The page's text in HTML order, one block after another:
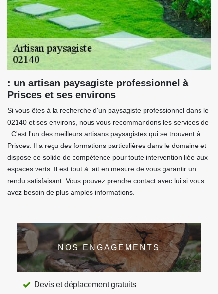
: un artisan paysagiste professionnel à
Prisces et ses environs
Si vous êtes à la recherche d'un paysagiste professionnel dans le
02140 et ses environs, nous vous recommandons les services de
. C'est l'un des meilleurs artisans paysagistes qui se trouvent à
Prisces. Il a reçu des formations particulières dans le domaine et
dispose de solide de compétence pour toute intervention liée aux
espaces verts. Il est tout à fait en mesure de vous garantir un
rendu satisfaisant. Vous pouvez prendre contact avec lui si vous
avez besoin de plus amples informations.
NOS ENGAGEMENTS
Devis et déplacement gratuits